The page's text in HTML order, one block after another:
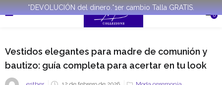
*DEVOLUCIÓN del dinero.*1er cambio Talla GRATIS.
0
Vestidos elegantes para madre de comunión y
bautizo: guía completa para acertar en tu look